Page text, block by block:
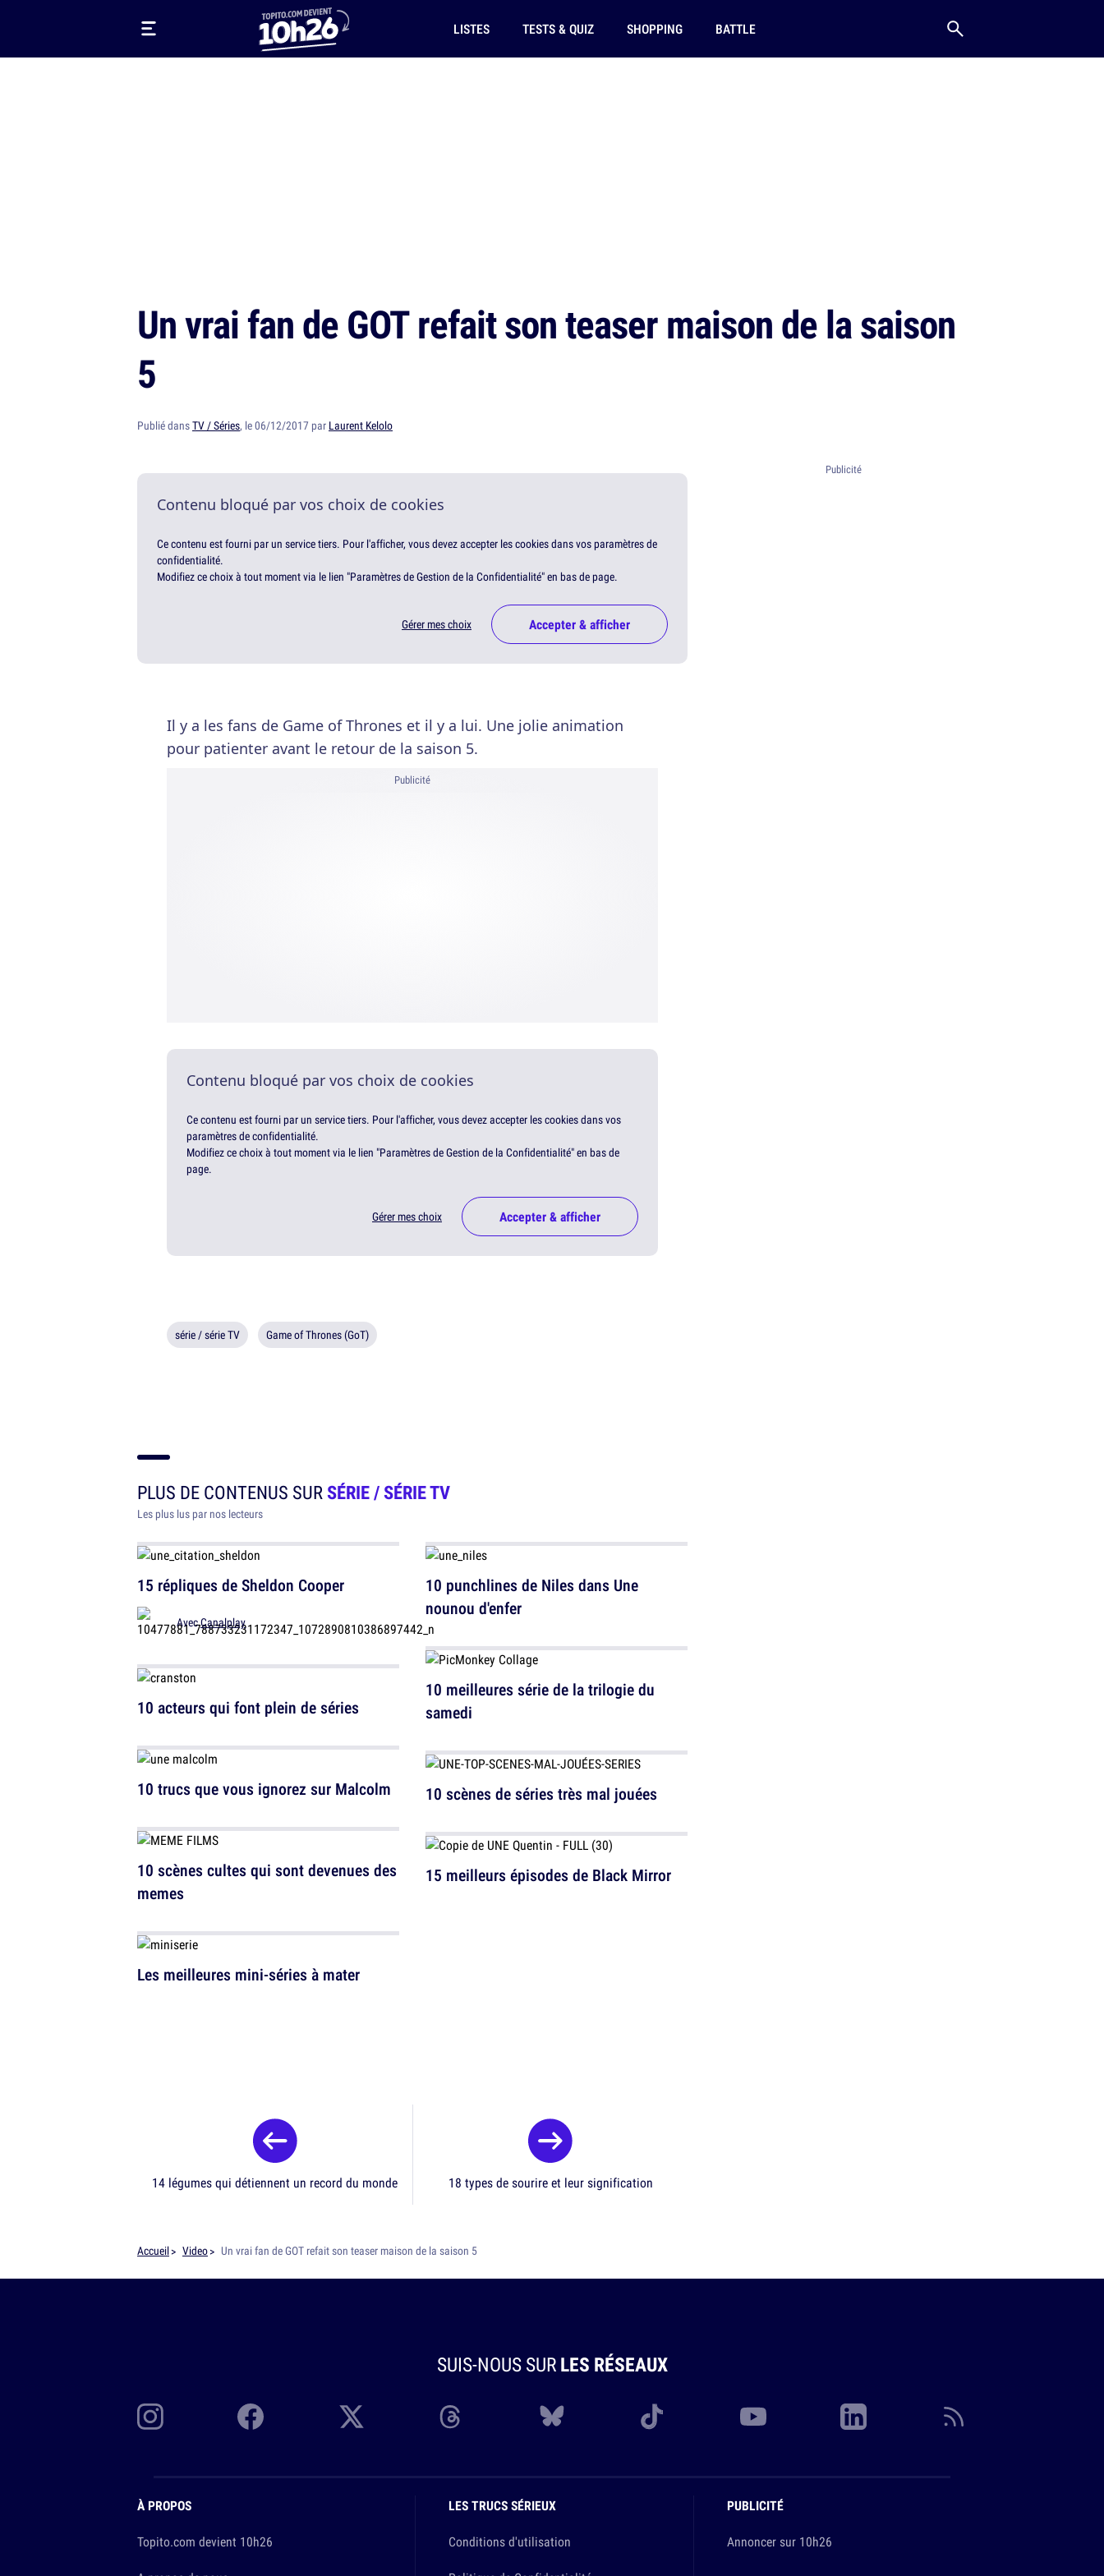
LISTES TESTS & QUIZ SHOPPING BATTLE
Un vrai fan de GOT refait son teaser maison de la saison
5
Publié dansTV / Séries, le 06/12/2017 par Laurent Kelolo
Contenu bloqué par vos choix de cookies
Ce contenu est fourni par un service tiers. Pour l'afficher, vous devez accepter les cookies dans vos paramètres de
confidentialité.
Modifiez ce choix à tout moment via le lien "Paramètres de Gestion de la Confidentialité" en bas de page.
Gérer mes choix Accepter & afficher
Il y a les fans de Game of Thrones et il y a lui. Une jolie animation
pour patienter avant le retour de la saison 5.
Publicité
Contenu bloqué par vos choix de cookies
Ce contenu est fourni par un service tiers. Pour l'afficher, vous devez accepter les cookies dans vos
paramètres de confidentialité.
Modifiez ce choix à tout moment via le lien "Paramètres de Gestion de la Confidentialité" en bas de
page.
Gérer mes choix Accepter & afficher
série / série TV Game of Thrones (GoT)
PLUS DE CONTENUS SURSÉRIE / SÉRIE TV
Les plus lus par nos lecteurs
15 répliques de Sheldon Cooper
AvecCanalplay
10 acteurs qui font plein de séries
10 trucs que vous ignorez sur Malcolm
10 scènes cultes qui sont devenues des
memes
Les meilleures mini-séries à mater
10 punchlines de Niles dans Une
nounou d'enfer
10 meilleures série de la trilogie du
samedi
10 scènes de séries très mal jouées
15 meilleurs épisodes de Black Mirror
14 légumes qui détiennent un record du monde 18 types de sourire et leur signification
Accueil Video Un vrai fan de GOT refait son teaser maison de la saison 5
SUIS-NOUS SURLES RÉSEAUX
À PROPOS
Topito.com devient 10h26
LES TRUCS SÉRIEUX
Conditions d'utilisation
PUBLICITÉ
Annoncer sur 10h26